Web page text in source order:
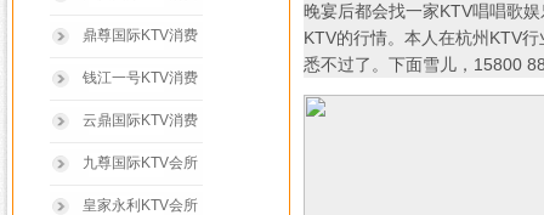
鼎尊国际KTV消费
钱江一号KTV消费
云鼎国际KTV消费
九尊国际KTV会所
皇家永利KTV会所
晚宴后都会找一家KTV唱唱歌
KTV的行情。本人在杭州KTV
悉不过了。下面雪儿，15800